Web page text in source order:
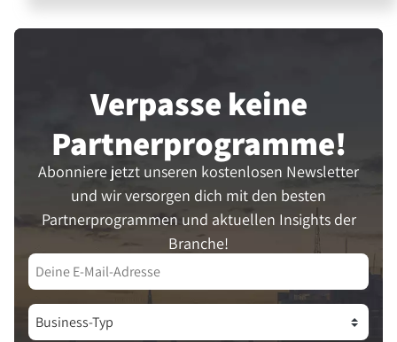
Verpasse keine
Partner­programme!
Abonniere jetzt unseren kostenlosen Newsletter
und wir versorgen dich mit den besten
Partnerprogrammen und aktuellen Insights der
Branche!